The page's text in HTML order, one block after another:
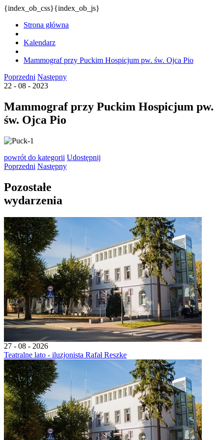
{index_ob_css}{index_ob_js}
Strona główna
Kalendarz
Mammograf przy Puckim Hospicjum pw. św. Ojca Pio
Poprzedni Następny
22 - 08 - 2023
Mammograf przy Puckim Hospicjum pw.
św. Ojca Pio
powrót do kategorii Udostępnij
Poprzedni Następny
Pozostałe
wydarzenia
27 - 08 - 2026
Teatralne lato - iluzjonista Rafał Reszke